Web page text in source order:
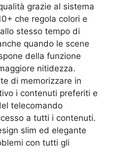
grazie al sistema
che regola colori e
stesso tempo di
quando le scene
della funzione
nitidezza.
di memorizzare in
i contenuti preferiti e
telecomando
a tutti i contenuti.
slim ed elegante
con tutti gli